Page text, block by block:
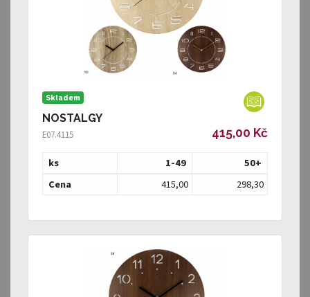
Skladem
NOSTALGY
E07.4115 415,00 Kč
ks 1-49 50+
Cena
415,00 298,30